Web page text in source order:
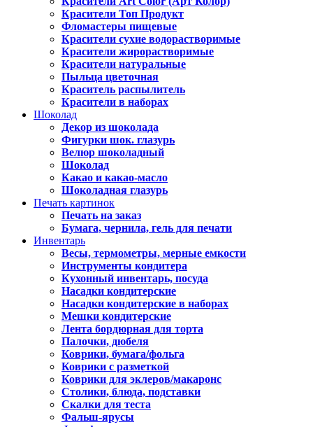
Красители Топ Продукт
Фломастеры пищевые
Красители сухие водорастворимые
Красители жирорастворимые
Красители натуральные
Пыльца цветочная
Краситель распылитель
Красители в наборах
Шоколад
Декор из шоколада
Фигурки шок. глазурь
Велюр шоколадный
Шоколад
Какао и какао-масло
Шоколадная глазурь
Печать картинок
Печать на заказ
Бумага, чернила, гель для печати
Инвентарь
Весы, термометры, мерные емкости
Инструменты кондитера
Кухонный инвентарь, посуда
Насадки кондитерские
Насадки кондитерские в наборах
Мешки кондитерские
Лента бордюрная для торта
Палочки, дюбеля
Коврики, бумага/фольга
Коврики с разметкой
Коврики для эклеров/макаронс
Столики, блюда, подставки
Скалки для теста
Фальш-ярусы